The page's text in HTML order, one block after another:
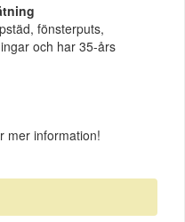
fönsterputs,
och har 35-års
mer information!